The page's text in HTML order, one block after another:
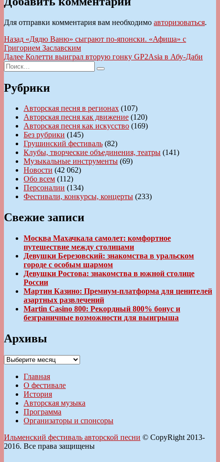
Для отправки комментария вам необходимо авторизоваться.
Навигация
по
записям
Назад Предыдущая
запись:
«Дядю Ваню» сыграют по-японски. «Афиша» с
Григорием Заславским
Далее Следующая
Колетти выиграл вторую гонку GP2Asia в Абу-Даби
Искать:
Поиск
Рубрики
Авторская песня в регионах (107)
Авторская песня как движение (120)
Авторская песня как искусство (169)
Без рубрики (145)
Грушинский фестиваль (82)
Клубы, творческие объединения, театры (141)
Музыкальные инструменты (69)
Новости (42 062)
Обо всем (112)
Персоналии (134)
Фестивали, конкурсы, концерты (233)
Свежие записи
Москва Махачкала самолет: комфортное
путешествие между столицами
Девушки Березовский: знакомства в уральском
городе с особым шармом
Девушки Ростова: знакомства в южной столице
России
Мартин Казино: Премиум-платформа для ценителей
азартных развлечений
Martin Casino 800: Рекордный 800% бонус и
безграничные возможности для выигрыша
Архивы
Архивы
Главная
О фестивале
История
Авторская музыка
Программа
Организаторы и спонсоры
Ильменский фестиваль авторской песни © CopyRight 2013-
2016. Все права защищены